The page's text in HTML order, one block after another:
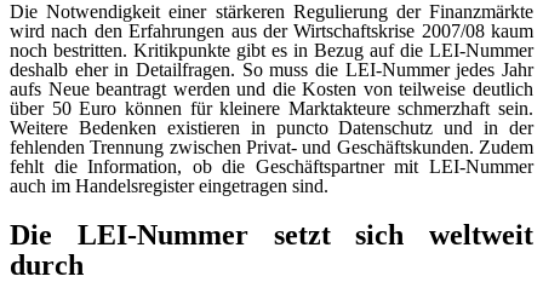
Die Notwendigkeit einer stärkeren Regulierung der Finanzmärkte
wird nach den Erfahrungen aus der Wirtschaftskrise 2007/08 kaum
noch bestritten. Kritikpunkte gibt es in Bezug auf die LEI-Nummer
deshalb eher in Detailfragen. So muss die LEI-Nummer jedes Jahr
aufs Neue beantragt werden und die Kosten von teilweise deutlich
über 50 Euro können für kleinere Marktakteure schmerzhaft sein.
Weitere Bedenken existieren in puncto Datenschutz und in der
fehlenden Trennung zwischen Privat- und Geschäftskunden. Zudem
fehlt die Information, ob die Geschäftspartner mit LEI-Nummer
auch im Handelsregister eingetragen sind.
Die LEI-Nummer setzt sich weltweit
durch